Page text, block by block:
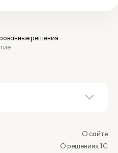
решения
О сайте
О решениях 1С